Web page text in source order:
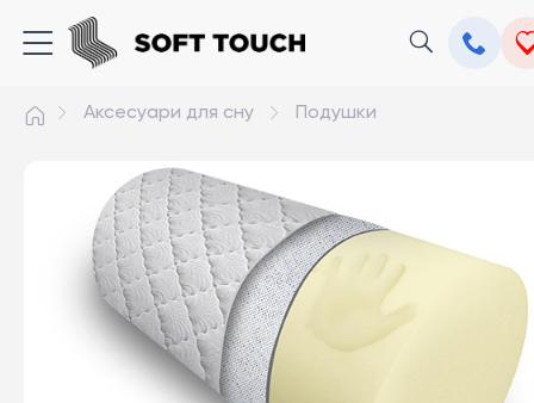
Аксесуари для сну Подушки